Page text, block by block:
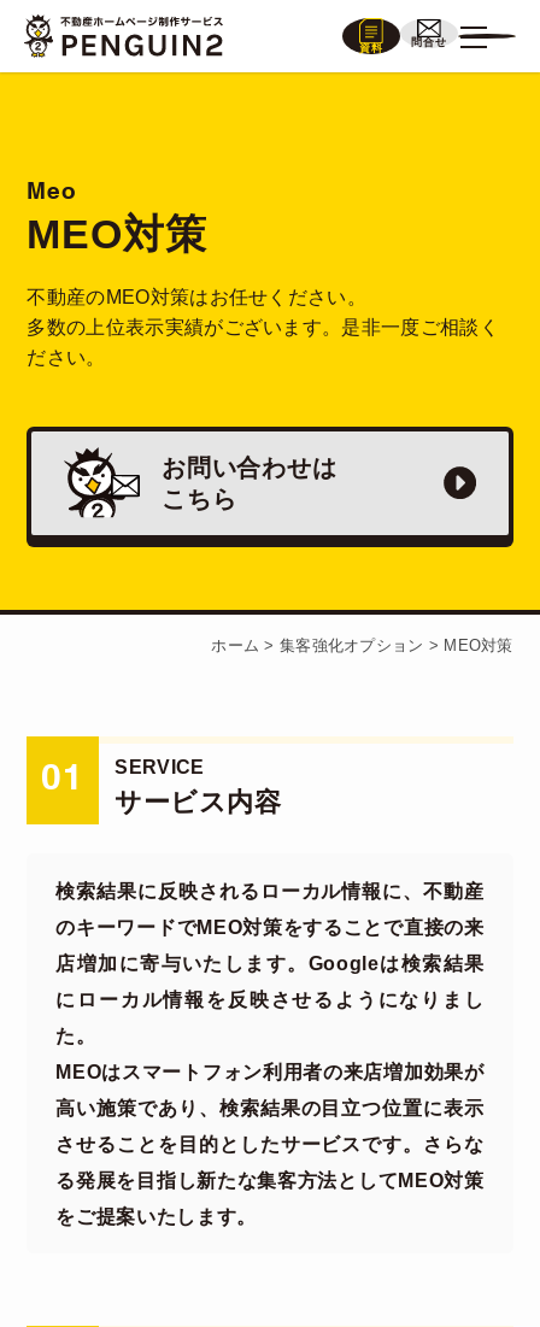
資料
問合せ
Meo
MEO対策
不動産のMEO対策はお任せください。
多数の上位表示実績がございます。是非一度ご相談く
ださい。
お問い合わせは
こちら
ホーム > 集客強化オプション > MEO対策
01 SERVICE
サービス内容
検索結果に反映されるローカル情報に、不動産
のキーワードでMEO対策をすることで直接の来
店増加に寄与いたします。Googleは検索結果
にローカル情報を反映させるようになりまし
た。
MEOはスマートフォン利用者の来店増加効果が
高い施策であり、検索結果の目立つ位置に表示
させることを目的としたサービスです。さらな
る発展を目指し新たな集客方法としてMEO対策
をご提案いたします。